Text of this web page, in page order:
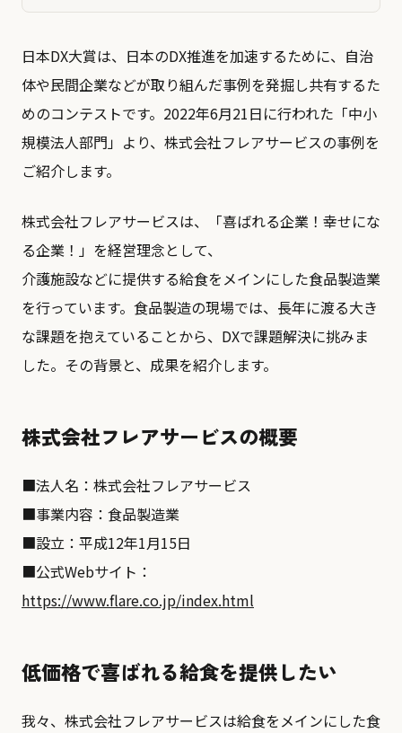
日本DX大賞は、日本のDX推進を加速するために、自治
体や民間企業などが取り組んだ事例を発掘し共有するた
めのコンテストです。2022年6月21日に行われた「中小
規模法人部門」より、株式会社フレアサービスの事例を
ご紹介します。
株式会社フレアサービスは、「喜ばれる企業！幸せにな
る企業！」を経営理念として、
介護施設などに提供する給食をメインにした食品製造業
を行っています。食品製造の現場では、長年に渡る大き
な課題を抱えていることから、DXで課題解決に挑みま
した。その背景と、成果を紹介します。
株式会社フレアサービスの概要
■法人名：株式会社フレアサービス
■事業内容：食品製造業
■設立：平成12年1月15日
■公式Webサイト：
https://www.flare.co.jp/index.html
低価格で喜ばれる給食を提供したい
我々、株式会社フレアサービスは給食をメインにした食